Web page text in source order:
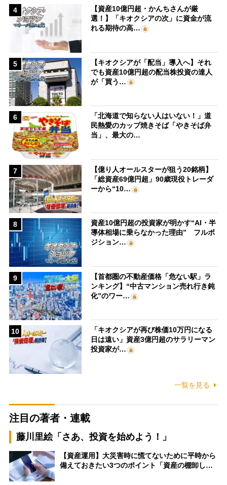
4
【資産10億円超・かんちさんが厳
選！】「キオクシアの次」に資金が流
れる期待の高…
5
【キオクシアが「配当」導入へ】それ
でも資産10億円超の配当株投資の達人
が「買う…
6
「北海道で知らない人はいない！」道
民熱愛のカップ焼きそば「やきそば弁
当」、最大の…
7
【億り人オールスターが狙う20銘柄】
「総資産69億円超」90歳現役トレーダ
ーから“10…
8
資産10億円超の投資家が明かす“AI・半
導体相場に乗らなかった理由” フルポ
ジション…
9
【首都圏の不動産価格「危ない駅」ラ
ンキング】“中古マンション売れ行き鈍
化”のワー…
10
「キオクシアが再び株価10万円になる
日は遠い」資産3億円超のサラリーマン
投資家が…
一覧を見る
注目の著者・連載
藤川里絵「さあ、投資を始めよう！」
【資産運用】大災害時に慌てないために平時から
備えておきたい3つのポイント「資産の棚卸し…